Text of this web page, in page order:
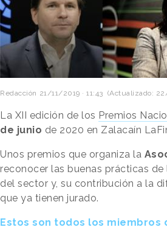
Redacción 21/11/2019 · 11:43 (Actualizado:
La XII edición de los Premios
de junio de 2020 en Zalacaín
Unos premios que organiza la
reconocer las buenas prácticas
del sector y, su contribución a la
que ya tienen jurado.
Estos son todos los miembros